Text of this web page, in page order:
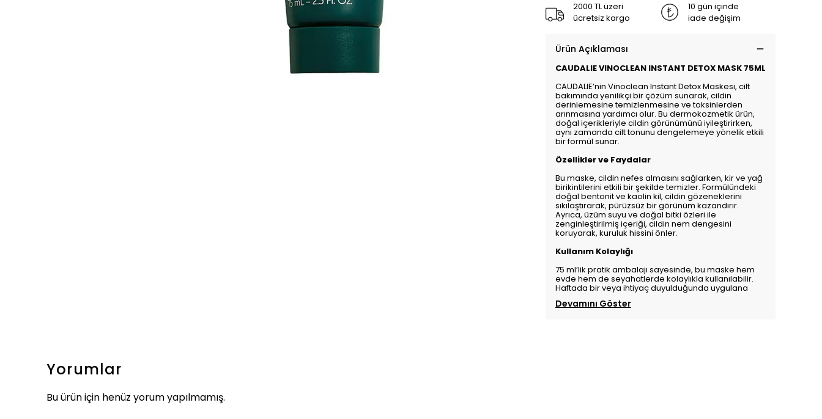
2000 TL üzeri
ücretsiz kargo
10 gün içinde
iade değişim
Ürün Açıklaması
CAUDALIE VINOCLEAN INSTANT DETOX MASK 75ML
CAUDALIE’nin Vinoclean Instant Detox Maskesi, cilt
bakımında yenilikçi bir çözüm sunarak, cildin
derinlemesine temizlenmesine ve toksinlerden
arınmasına yardımcı olur. Bu dermokozmetik ürün,
doğal içerikleriyle cildin görünümünü iyileştirirken,
aynı zamanda cilt tonunu dengelemeye yönelik etkili
bir formül sunar.
Özellikler ve Faydalar
Bu maske, cildin nefes almasını sağlarken, kir ve yağ
birikintilerini etkili bir şekilde temizler. Formülündeki
doğal bentonit ve kaolin kil, cildin gözeneklerini
sıkılaştırarak, pürüzsüz bir görünüm kazandırır.
Ayrıca, üzüm suyu ve doğal bitki özleri ile
zenginleştirilmiş içeriği, cildin nem dengesini
koruyarak, kuruluk hissini önler.
Kullanım Kolaylığı
75 ml’lik pratik ambalajı sayesinde, bu maske hem
evde hem de seyahatlerde kolaylıkla kullanılabilir.
Haftada bir veya ihtiyaç duyulduğunda uygulana
Devamını Göster
Yorumlar
Bu ürün için henüz yorum yapılmamış.